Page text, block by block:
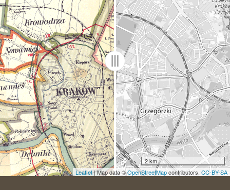
2 km
Leaflet| Map data ©OpenStreetMapcontributors, CC-BY-SA